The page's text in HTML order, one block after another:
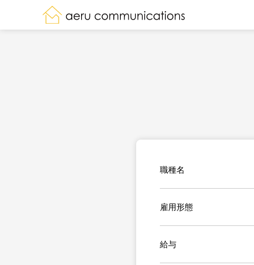
職種名
雇用形態
給与